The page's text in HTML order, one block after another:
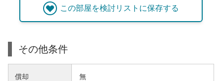
この部屋を検討リストに保存する
その他条件
償却 無